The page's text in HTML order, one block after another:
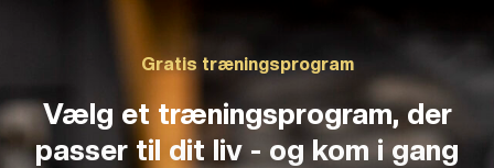
Gratis træningsprogram
Vælg et træningsprogram, der
passer til dit liv - og kom i gang